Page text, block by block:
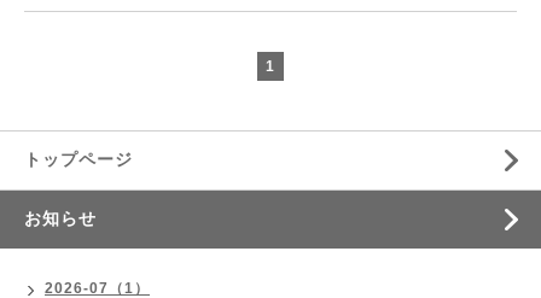
1
トップページ
お知らせ
2026-07（1）